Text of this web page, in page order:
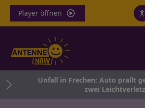
Player öffnen
Unfall in Frechen: Auto prallt
zwei